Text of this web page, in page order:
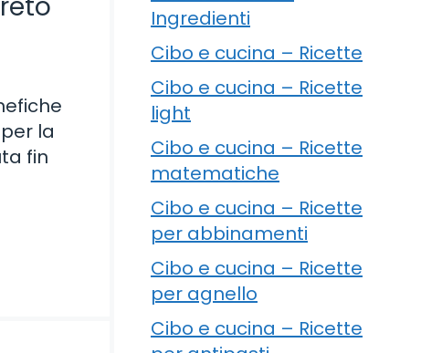
la
fin
Ingredienti
Cibo e cucina – Ricette
Cibo e cucina – Ricette
light
Cibo e cucina – Ricette
matematiche
Cibo e cucina – Ricette
per abbinamenti
Cibo e cucina – Ricette
per agnello
Cibo e cucina – Ricette